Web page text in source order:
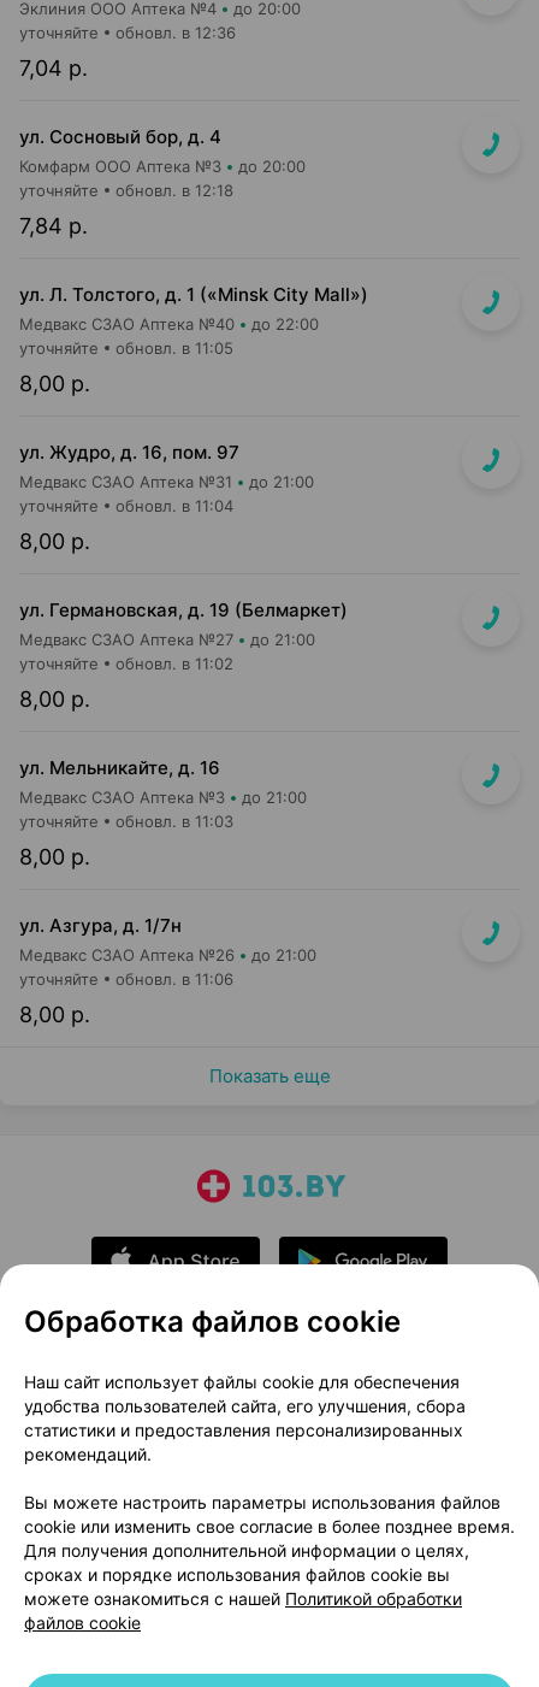
Эклиния ООО Аптека №4 до 20:00
7,04 р.
уточняйте обновл. в 12:36
ул. Сосновый бор, д. 4
Комфарм ООО Аптека №3 до 20:00
7,84 р.
уточняйте обновл. в 12:18
ул. Л. Толстого, д. 1 («Minsk City Mall»)
Медвакс СЗАО Аптека №40 до 22:00
8,00 р.
уточняйте обновл. в 11:05
ул. Жудро, д. 16, пом. 97
Медвакс СЗАО Аптека №31 до 21:00
8,00 р.
уточняйте обновл. в 11:04
ул. Германовская, д. 19 (Белмаркет)
Медвакс СЗАО Аптека №27 до 21:00
8,00 р.
уточняйте обновл. в 11:02
ул. Мельникайте, д. 16
Медвакс СЗАО Аптека №3 до 21:00
8,00 р.
уточняйте обновл. в 11:03
ул. Азгура, д. 1/7н
Медвакс СЗАО Аптека №26 до 21:00
8,00 р.
уточняйте обновл. в 11:06
Показать еще
О проекте
Новости проекта
Размещение рекламы
Медицинский маркетинг
Публичный договор
Доставка
Способы оплаты
Вакансии
Партнеры
Написать руководителю 103.by
Написать в поддержку
Персональные настройки Cookie
Обработка файлов cookie
Наш сайт использует файлы cookie для обеспечения
удобства пользователей сайта, его улучшения, сбора
статистики и предоставления персонализированных
рекомендаций.
Вы можете настроить параметры использования файлов
cookie или изменить свое согласие в более позднее время.
Для получения дополнительной информации о целях,
сроках и порядке использования файлов cookie вы
можете ознакомиться с нашей Политикой обработки
файлов cookie